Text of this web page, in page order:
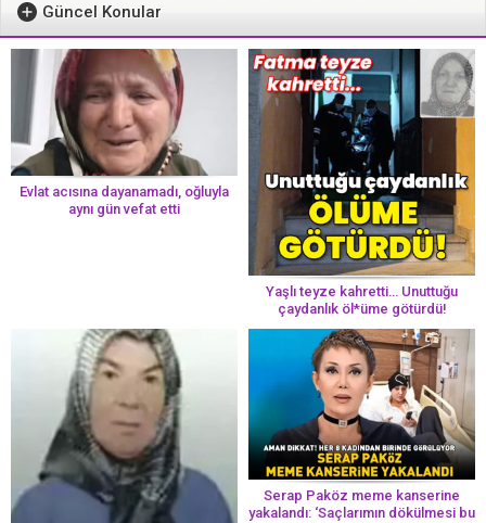
Güncel Konular
Evlat acısına dayanamadı, oğluyla
aynı gün vefat etti
Yaşlı teyze kahretti… Unuttuğu
çaydanlık öl*üme götürdü!
Serap Paköz meme kanserine
yakalandı: ‘Saçlarımın dökülmesi bu